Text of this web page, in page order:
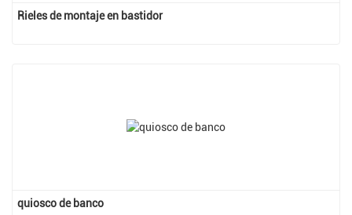
Rieles de montaje en bastidor
quiosco de banco